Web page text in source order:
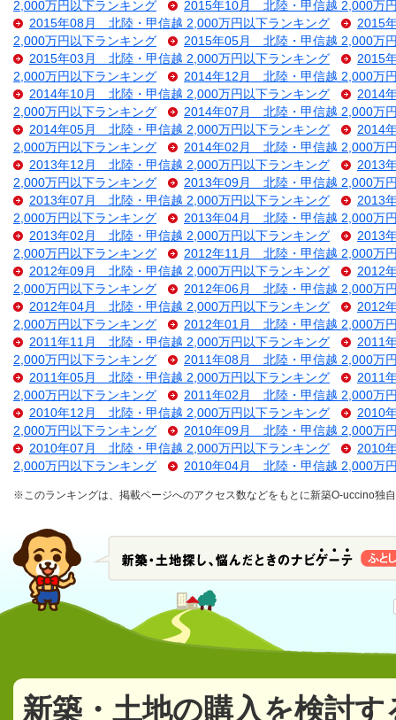
2,000万円以下ランキング
2015年10月 北陸・甲信越 2,000万
2015年08月 北陸・甲信越 2,000万円以下ランキング
2015
2,000万円以下ランキング
2015年05月 北陸・甲信越 2,000万
2015年03月 北陸・甲信越 2,000万円以下ランキング
2015
2,000万円以下ランキング
2014年12月 北陸・甲信越 2,000万
2014年10月 北陸・甲信越 2,000万円以下ランキング
2014
2,000万円以下ランキング
2014年07月 北陸・甲信越 2,000万
2014年05月 北陸・甲信越 2,000万円以下ランキング
2014
2,000万円以下ランキング
2014年02月 北陸・甲信越 2,000万
2013年12月 北陸・甲信越 2,000万円以下ランキング
2013
2,000万円以下ランキング
2013年09月 北陸・甲信越 2,000万
2013年07月 北陸・甲信越 2,000万円以下ランキング
2013
2,000万円以下ランキング
2013年04月 北陸・甲信越 2,000万
2013年02月 北陸・甲信越 2,000万円以下ランキング
2013
2,000万円以下ランキング
2012年11月 北陸・甲信越 2,000万
2012年09月 北陸・甲信越 2,000万円以下ランキング
2012
2,000万円以下ランキング
2012年06月 北陸・甲信越 2,000万
2012年04月 北陸・甲信越 2,000万円以下ランキング
2012
2,000万円以下ランキング
2012年01月 北陸・甲信越 2,000万
2011年11月 北陸・甲信越 2,000万円以下ランキング
2011
2,000万円以下ランキング
2011年08月 北陸・甲信越 2,000万
2011年05月 北陸・甲信越 2,000万円以下ランキング
2011
2,000万円以下ランキング
2011年02月 北陸・甲信越 2,000万
2010年12月 北陸・甲信越 2,000万円以下ランキング
2010
2,000万円以下ランキング
2010年09月 北陸・甲信越 2,000万
2010年07月 北陸・甲信越 2,000万円以下ランキング
2010
2,000万円以下ランキング
2010年04月 北陸・甲信越 2,000万
※このランキングは、掲載ページへのアクセス数などをもとに新築O-uccino独
新築・土地の購入を検討